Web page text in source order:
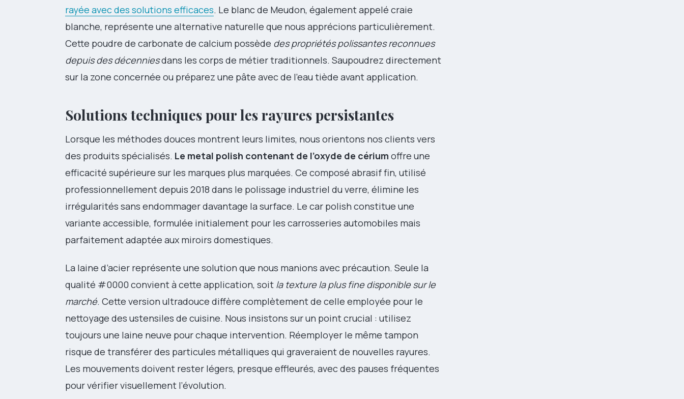
rayée avec des solutions efficaces. Le blanc de Meudon, également appelé craie
blanche, représente une alternative naturelle que nous apprécions particulièrement.
Cette poudre de carbonate de calcium possède des propriétés polissantes reconnues
depuis des décenniesdans les corps de métier traditionnels. Saupoudrez directement
sur la zone concernée ou préparez une pâte avec de l’eau tiède avant application.
Solutions techniques pour les rayures persistantes
Lorsque les méthodes douces montrent leurs limites, nous orientons nos clients vers
des produits spécialisés. Le metal polish contenant de l’oxyde de cérium offre une
efficacité supérieure sur les marques plus marquées. Ce composé abrasif fin, utilisé
professionnellement depuis 2018 dans le polissage industriel du verre, élimine les
irrégularités sans endommager davantage la surface. Le car polish constitue une
variante accessible, formulée initialement pour les carrosseries automobiles mais
parfaitement adaptée aux miroirs domestiques.
La laine d’acier représente une solution que nous manions avec précaution. Seule la
qualité #0000 convient à cette application, soit la texture la plus fine disponible sur le
marché. Cette version ultradouce diffère complètement de celle employée pour le
nettoyage des ustensiles de cuisine. Nous insistons sur un point crucial : utilisez
toujours une laine neuve pour chaque intervention. Réemployer le même tampon
risque de transférer des particules métalliques qui graveraient de nouvelles rayures.
Les mouvements doivent rester légers, presque effleurés, avec des pauses fréquentes
pour vérifier visuellement l’évolution.